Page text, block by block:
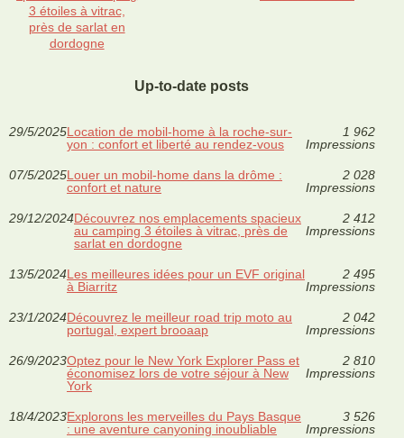
3 étoiles à vitrac,
près de sarlat en
dordogne
Up-to-date posts
29/5/2025Location de mobil-home à la roche-sur-
yon : confort et liberté au rendez-vous
1 962
Impressions
07/5/2025Louer un mobil-home dans la drôme :
confort et nature
2 028
Impressions
29/12/2024Découvrez nos emplacements spacieux
au camping 3 étoiles à vitrac, près de
sarlat en dordogne
2 412
Impressions
13/5/2024Les meilleures idées pour un EVF original
à Biarritz
2 495
Impressions
23/1/2024Découvrez le meilleur road trip moto au
portugal, expert brooaap
2 042
Impressions
26/9/2023Optez pour le New York Explorer Pass et
économisez lors de votre séjour à New
York
2 810
Impressions
18/4/2023Explorons les merveilles du Pays Basque
: une aventure canyoning inoubliable
3 526
Impressions